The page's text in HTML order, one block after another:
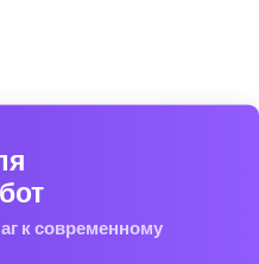
к современному